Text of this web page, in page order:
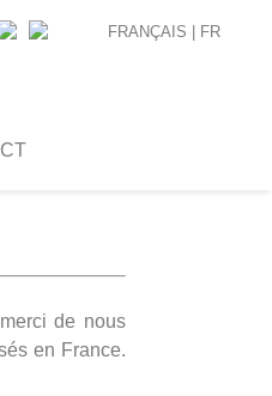
FRANÇAIS | FR
de nous
en France.